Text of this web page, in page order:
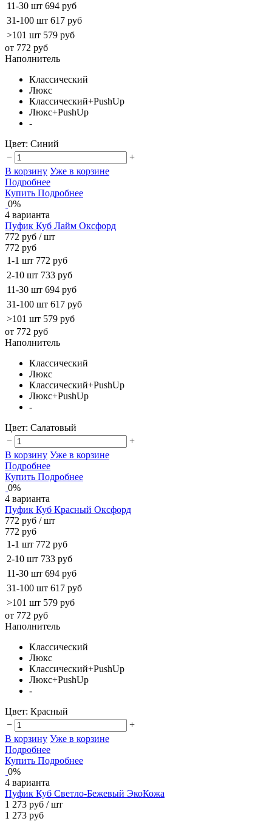
11-30 шт 694 руб
31-100 шт 617 руб
>101 шт 579 руб
от 772 руб
Наполнитель
Классический
Люкс
Классический+PushUp
Люкс+PushUp
-
Цвет: Синий
−
+
В корзину Уже в корзине
Подробнее
Купить Подробнее
0%
4 варианта
Пуфик Куб Лайм Оксфорд
772 руб / шт
772 руб
1-1 шт 772 руб
2-10 шт 733 руб
11-30 шт 694 руб
31-100 шт 617 руб
>101 шт 579 руб
от 772 руб
Наполнитель
Классический
Люкс
Классический+PushUp
Люкс+PushUp
-
Цвет: Салатовый
−
+
В корзину Уже в корзине
Подробнее
Купить Подробнее
0%
4 варианта
Пуфик Куб Красный Оксфорд
772 руб / шт
772 руб
1-1 шт 772 руб
2-10 шт 733 руб
11-30 шт 694 руб
31-100 шт 617 руб
>101 шт 579 руб
от 772 руб
Наполнитель
Классический
Люкс
Классический+PushUp
Люкс+PushUp
-
Цвет: Красный
−
+
В корзину Уже в корзине
Подробнее
Купить Подробнее
0%
4 варианта
Пуфик Куб Светло-Бежевый ЭкоКожа
1 273 руб / шт
1 273 руб